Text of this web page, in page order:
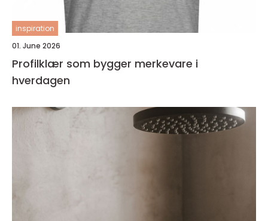
inspiration
01. June 2026
Profilklær som bygger merkevare i
hverdagen